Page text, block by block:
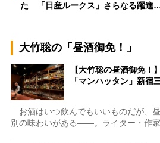
た 「日産ルークス」さらなる躍進
大竹聡の「昼酒御免！」
【大竹聡の昼酒御免！
「マンハッタン」新
お酒はいつ飲んでもいいものだが、
別の味わいがある――。ライター・作